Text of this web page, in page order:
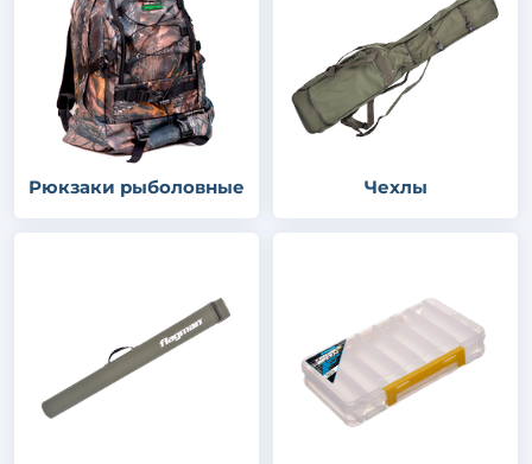
Рюкзаки рыболовные Чехлы